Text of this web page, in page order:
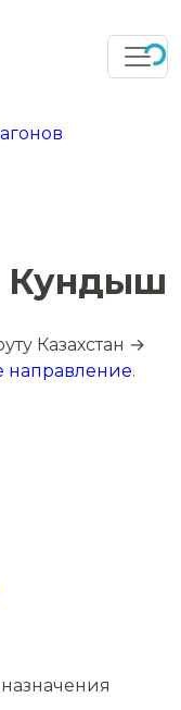
Кундыш
Казахстан →
направление.